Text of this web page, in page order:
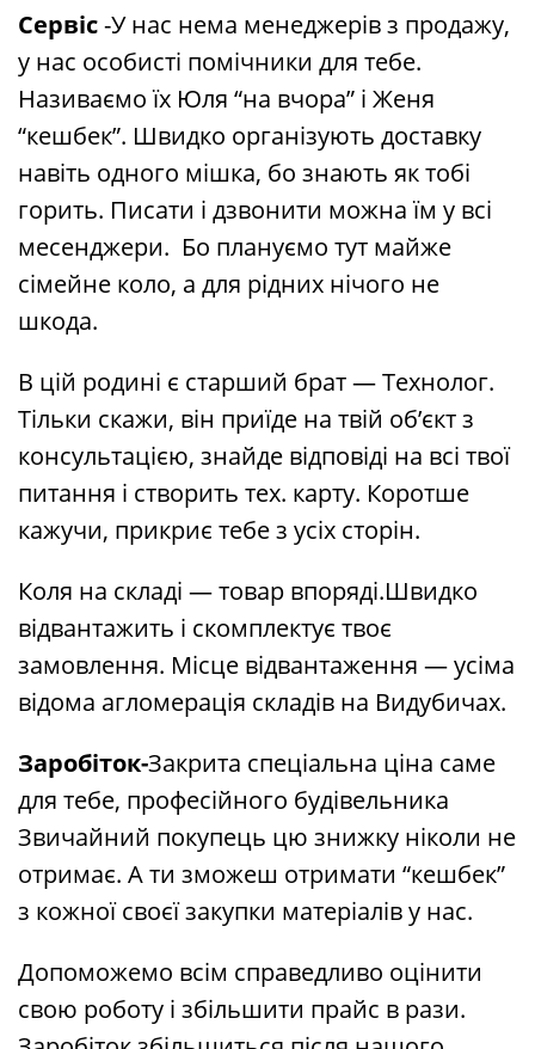
Сервіс-У нас нема менеджерів з продажу,
у нас особисті помічники для тебе.
Називаємо їх Юля “на вчора” і Женя
“кешбек”. Швидко організують доставку
навіть одного мішка, бо знають як тобі
горить. Писати і дзвонити можна їм у всі
месенджери. Бо плануємо тут майже
сімейне коло, а для рідних нічого не
шкода.
В цій родині є старший брат — Технолог.
Тільки скажи, він приїде на твій об’єкт з
консультацією, знайде відповіді на всі твої
питання і створить тех. карту. Коротше
кажучи, прикриє тебе з усіх сторін.
Коля на складі — товар впоряді.Швидко
відвантажить і скомплектує твоє
замовлення. Місце відвантаження — усіма
відома агломерація складів на Видубичах.
Заробіток-Закрита спеціальна ціна саме
для тебе, професійного будівельника
Звичайний покупець цю знижку ніколи не
отримає. А ти зможеш отримати “кешбек”
з кожної своєї закупки матеріалів у нас.
Допоможемо всім справедливо оцінити
свою роботу і збільшити прайс в рази.